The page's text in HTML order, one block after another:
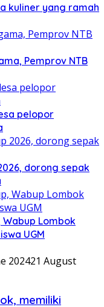
kuliner yang ramah
Pemprov NTB
pelopor
dorong sepak
Wabup Lombok
UGM
202421 August
memiliki